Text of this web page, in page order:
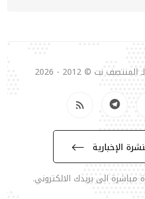
نت © 2012 - 2026
الإخبارية
مباشرة الى بريدك الالكتروني.